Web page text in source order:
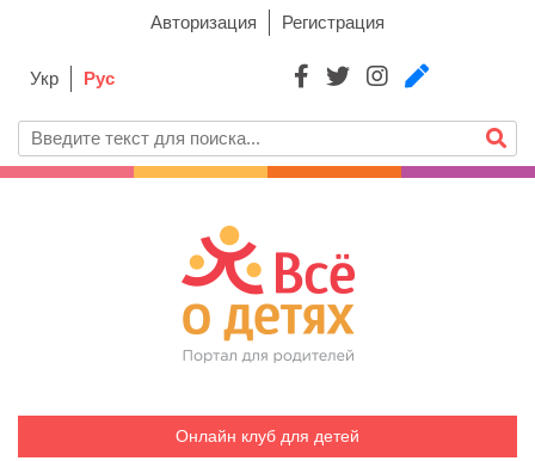
Авторизация Регистрация
Укр Рус
Онлайн клуб для детей